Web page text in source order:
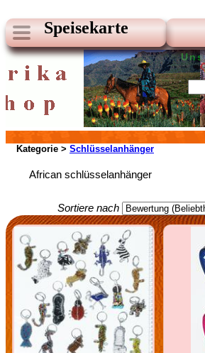
Speisekarte
Kategorie > Schlüsselanhänger
African schlüsselanhänger
Sortiere nach